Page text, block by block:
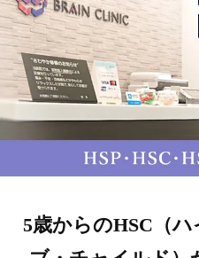
5歳からのHSC（